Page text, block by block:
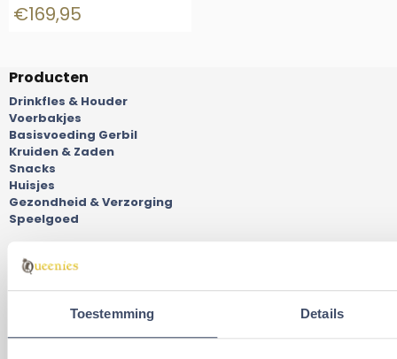
Toestemming Details
€169,95
Producten
Drinkfles & Houder
Voerbakjes
Basisvoeding Gerbil
Kruiden & Zaden
Snacks
Huisjes
Gezondheid & Verzorging
Speelgoed
Terrarium / Gerbilarium
Maatwerk Gerbilarium
Tweedehands knaagdier verblijven